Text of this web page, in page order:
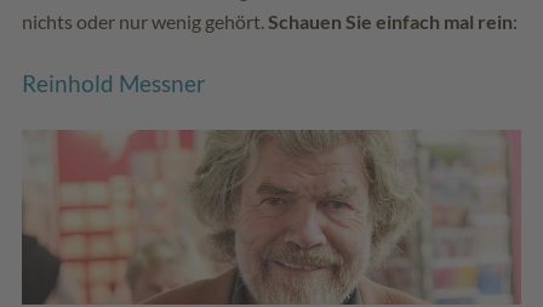
nichts oder nur wenig gehört. Schauen Sie einfach mal rein:
Reinhold Messner